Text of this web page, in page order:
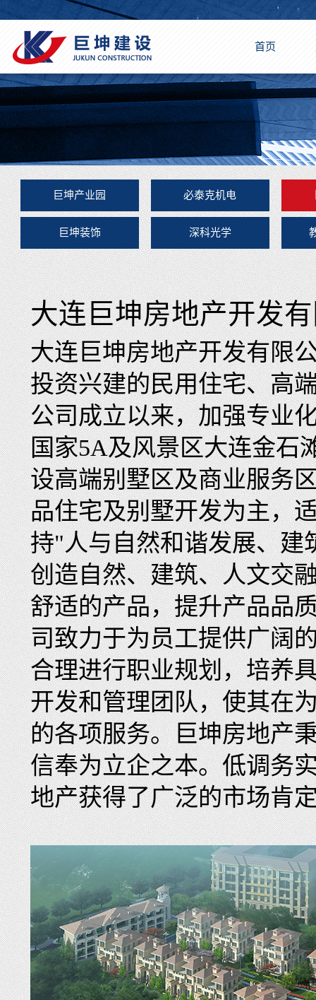
首页
巨坤产业园 必泰克机电
巨坤装饰 深科光学
大连巨坤房地产开发
大连巨坤房地产开发有限
投资兴建的民用住宅、高
公司成立以来，加强专业
国家5A及风景区大连金石
设高端别墅区及商业服务
品住宅及别墅开发为主，
持"人与自然和谐发展、建
创造自然、建筑、人文交
舒适的产品，提升产品品
司致力于为员工提供广阔
合理进行职业规划，培养
开发和管理团队，使其在
的各项服务。巨坤房地产
信奉为立企之本。低调务
地产获得了广泛的市场肯